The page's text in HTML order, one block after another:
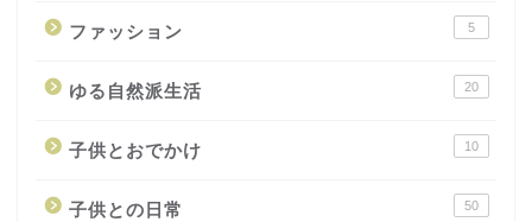
ファッション 5
ゆる自然派生活 20
子供とおでかけ 10
子供との日常 50